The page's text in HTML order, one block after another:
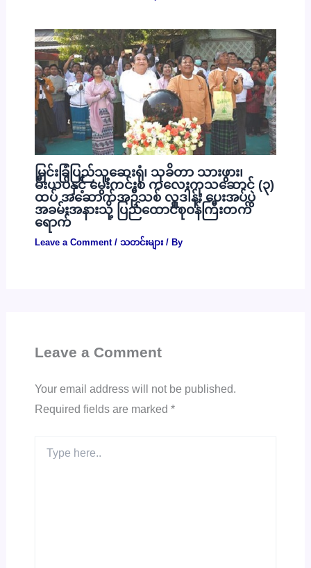
မြင်းခြံပြည်သူ့ဆေးရုံ၊ သုခိတာ သားဖွား၊
မီးယပ်နှင့် မွေးကင်းစ ကလေးကုသဆောင် (၃)
ထပ် အဆောက်အဦသစ် လှူဒါန်း ပေးအပ်ပွဲ
အခမ်းအနားသို့ ပြည်ထောင်စုဝန်ကြီးတက်
ရောက်
Leave a Comment / သတင်းများ/ By
Leave a Comment
Your email address will not be published.
Required fields are marked *
here..